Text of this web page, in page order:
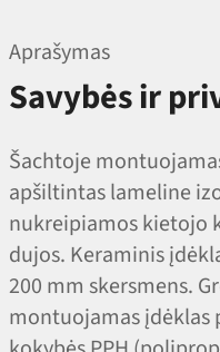
Aprašymas
Savybės ir
Šachtoje
apšiltintas lameline
nukreipiamos kietojo
dujos. Keraminis
200 mm skersmens.
montuojamas įdėklas